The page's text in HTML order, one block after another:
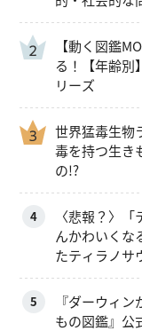
【動く図鑑
る！【年齢別
リーズ
世界猛毒生
毒を持つ生き
の!?
4
〈悲報？〉
んかわいく
たティラノサ
5
『ダーウィ
もの図鑑』公